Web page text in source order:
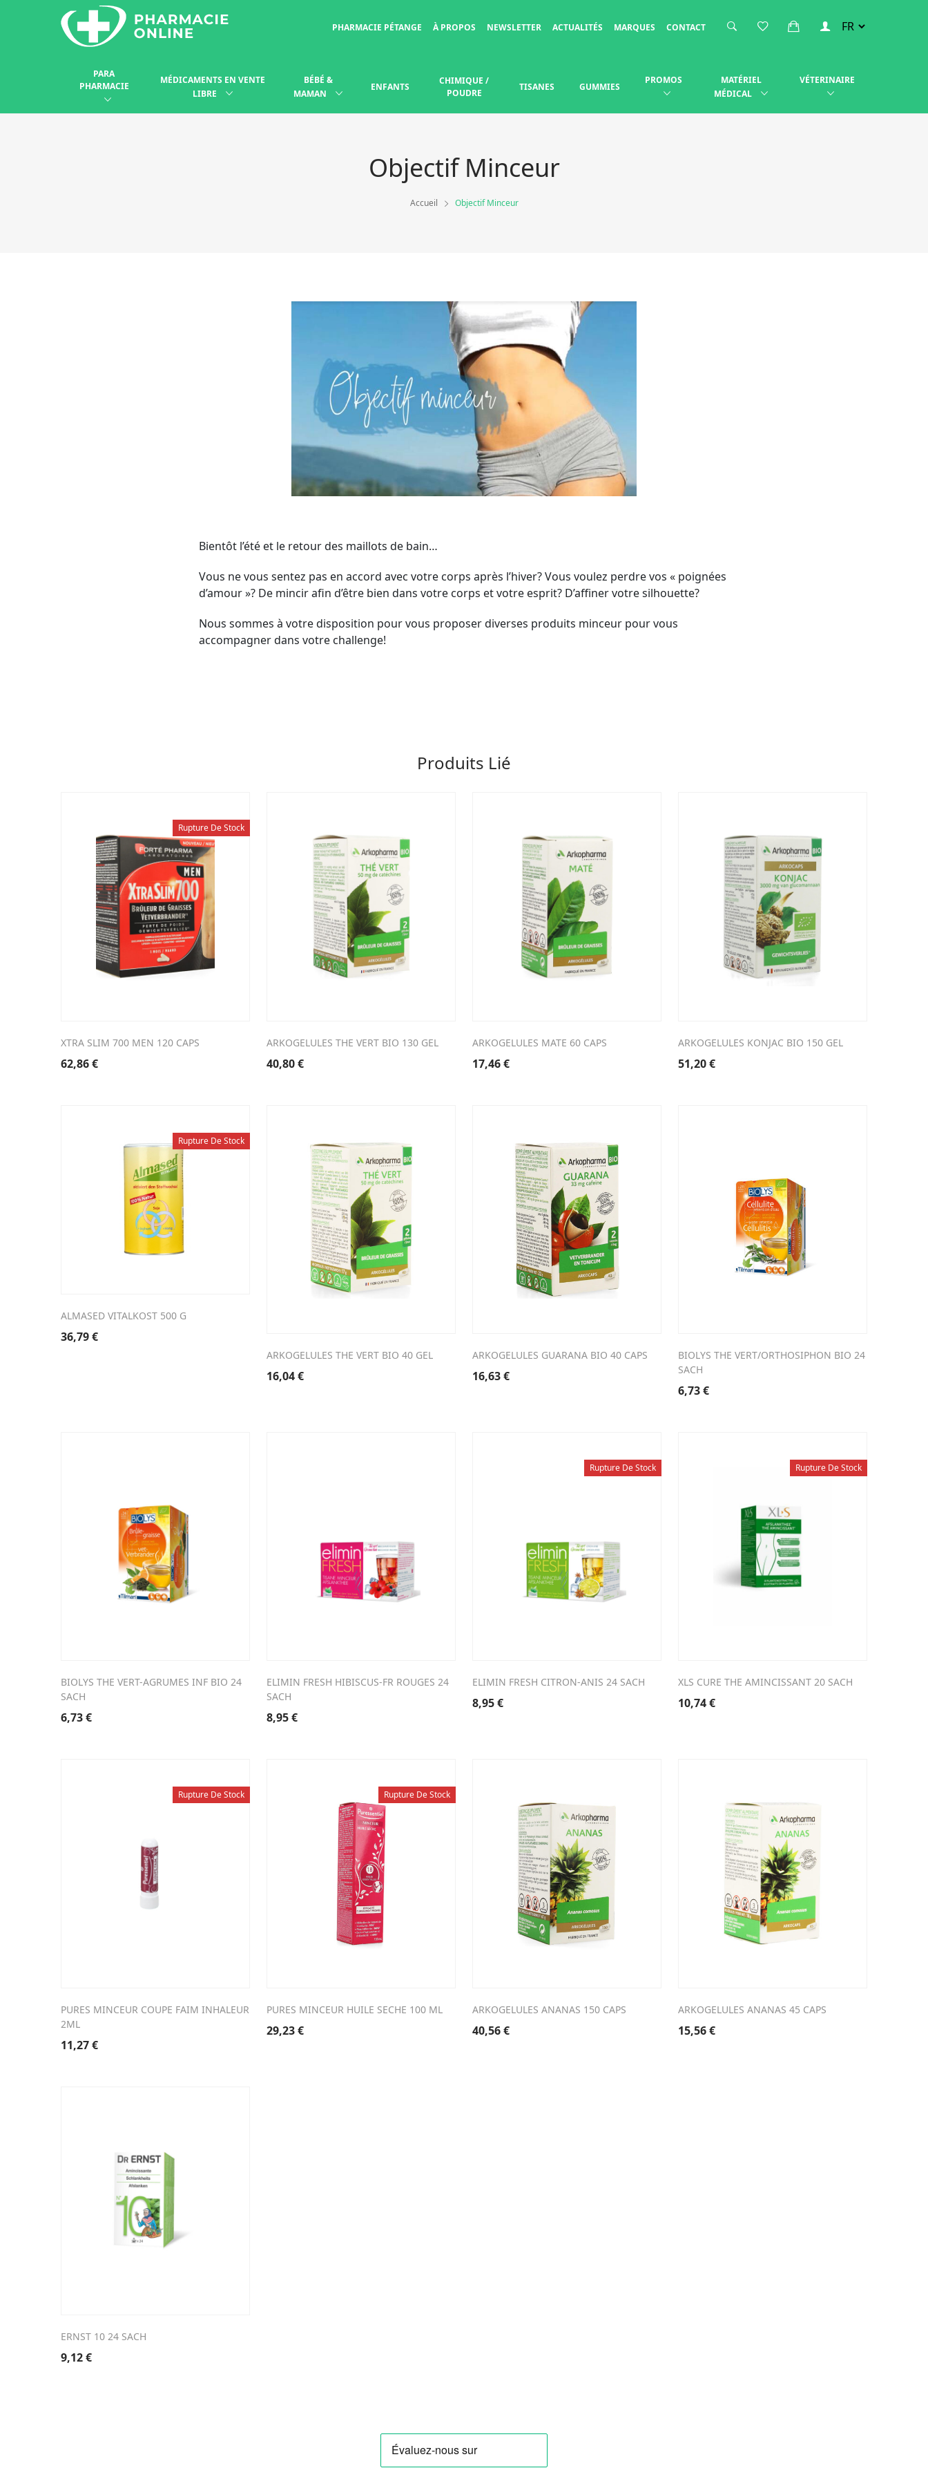
PHARMACIE PÉTANGE À PROPOS NEWSLETTER ACTUALITÉS MARQUES CONTACT
PARA
PHARMACIE
MÉDICAMENTS EN VENTE
LIBRE
BÉBÉ &
MAMAN
ENFANTS
CHIMIQUE /
POUDRE
TISANES GUMMIES
PROMOS
MATÉRIEL
MÉDICAL
VÉTERINAIRE
Objectif Minceur
Accueil Objectif Minceur
Bientôt l’été et le retour des maillots de bain…
Vous ne vous sentez pas en accord avec votre corps après l’hiver? Vous voulez perdre vos « poignées
d’amour »? De mincir afin d’être bien dans votre corps et votre esprit? D’affiner votre silhouette?
Nous sommes à votre disposition pour vous proposer diverses produits minceur pour vous
accompagner dans votre challenge!
Produits Lié
Rupture De Stock
XTRA SLIM 700 MEN 120 CAPS
62,86€
ARKOGELULES THE VERT BIO 130 GEL
40,80€
ARKOGELULES MATE 60 CAPS
17,46€
ARKOGELULES KONJAC BIO 150 GEL
51,20€
Rupture De Stock
ALMASED VITALKOST 500 G
36,79€
ARKOGELULES THE VERT BIO 40 GEL
16,04€
ARKOGELULES GUARANA BIO 40 CAPS
16,63€
BIOLYS THE VERT/ORTHOSIPHON BIO 24
SACH
6,73€
BIOLYS THE VERT-AGRUMES INF BIO 24
SACH
6,73€
ELIMIN FRESH HIBISCUS-FR ROUGES 24
SACH
8,95€
Rupture De Stock
ELIMIN FRESH CITRON-ANIS 24 SACH
8,95€
Rupture De Stock
XLS CURE THE AMINCISSANT 20 SACH
10,74€
Rupture De Stock
PURES MINCEUR COUPE FAIM INHALEUR
2ML
11,27€
Rupture De Stock
PURES MINCEUR HUILE SECHE 100 ML
29,23€
ARKOGELULES ANANAS 150 CAPS
40,56€
ARKOGELULES ANANAS 45 CAPS
15,56€
ERNST 10 24 SACH
9,12€